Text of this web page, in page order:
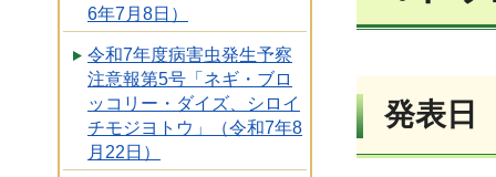
6年7月8日）
令和7年度病害虫発生予察
注意報第5号「ネギ・ブロ
ッコリー・ダイズ、シロイ
チモジヨトウ」（令和7年8
月22日）
発表日